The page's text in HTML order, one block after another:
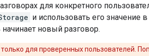
для конкретного
и использовать его значение в
новый разговор.
для проверенных пользователей.